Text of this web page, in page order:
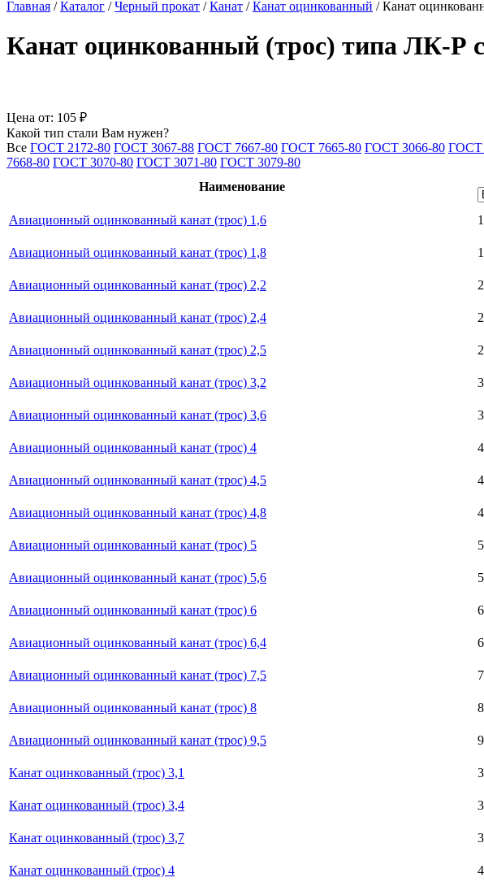
Главная /Каталог /Черный прокат /Канат /Канат оцинкованный /Канат
Канат оцинкованный (трос) типа ЛК-Р
Цена от: 105 ₽
Какой тип стали Вам нужен?
Все ГОСТ 2172-80 ГОСТ 3067-88 ГОСТ 7667-80 ГОСТ 7665-80 ГОСТ 3066-80 ГОСТ
7668-80 ГОСТ 3070-80 ГОСТ 3071-80 ГОСТ 3079-80
Наименование
Авиационный оцинкованный канат (трос) 1,6
Авиационный оцинкованный канат (трос) 1,8
Авиационный оцинкованный канат (трос) 2,2
Авиационный оцинкованный канат (трос) 2,4
Авиационный оцинкованный канат (трос) 2,5
Авиационный оцинкованный канат (трос) 3,2
Авиационный оцинкованный канат (трос) 3,6
Авиационный оцинкованный канат (трос) 4
4
Авиационный оцинкованный канат (трос) 4,5
Авиационный оцинкованный канат (трос) 4,8
Авиационный оцинкованный канат (трос) 5
5
Авиационный оцинкованный канат (трос) 5,6
Авиационный оцинкованный канат (трос) 6
6
Авиационный оцинкованный канат (трос) 6,4
Авиационный оцинкованный канат (трос) 7,5
Авиационный оцинкованный канат (трос) 8
8
Авиационный оцинкованный канат (трос) 9,5
Канат оцинкованный (трос) 3,1
Канат оцинкованный (трос) 3,4
Канат оцинкованный (трос) 3,7
Канат оцинкованный (трос) 4
4